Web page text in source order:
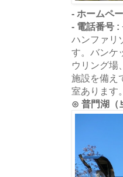
- ホームペ
- 電話番号 :
ハンファリ
す。バンケ
ウリング場
施設を備え
室あります。
⊙ 普門湖（